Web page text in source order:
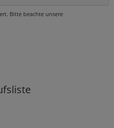
Bitte beachte unsere